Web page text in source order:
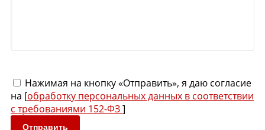
Нажимая на кнопку «Отправить», я даю согласие
на [обработку персональных данных в соответствии
с требованиями 152-ФЗ]
Отправить